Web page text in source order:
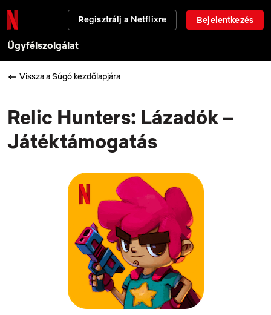
Regisztrálj a Netflixre Bejelentkezés
Ügyfélszolgálat
Vissza a Súgó kezdőlapjára
Relic Hunters: Lázadók –
Játéktámogatás